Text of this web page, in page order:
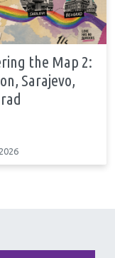
the Map 2:
Sarajevo,